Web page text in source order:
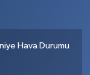
Hava Durumu